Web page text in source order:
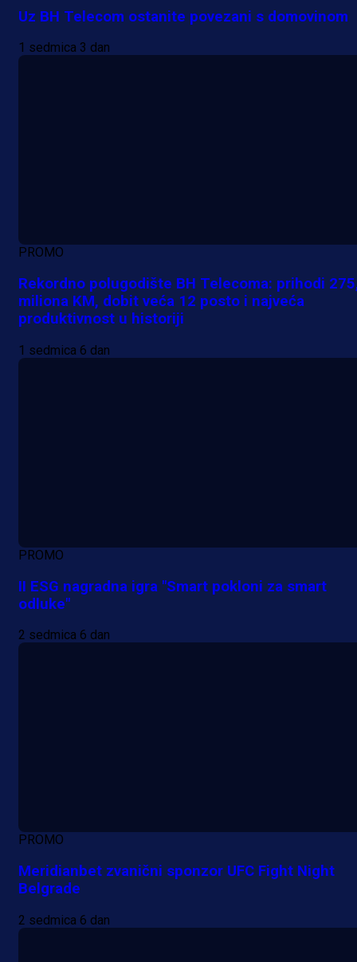
Uz BH Telecom ostanite povezani s domovinom
1 sedmica 3 dan
PROMO
Rekordno polugodište BH Telecoma: prihodi
miliona KM, dobit veća 12 posto i najveća
produktivnost u historiji
1 sedmica 6 dan
PROMO
II ESG nagradna igra "Smart pokloni za smart
odluke"
2 sedmica 6 dan
PROMO
Meridianbet zvanični sponzor UFC Fight Night
Belgrade
2 sedmica 6 dan